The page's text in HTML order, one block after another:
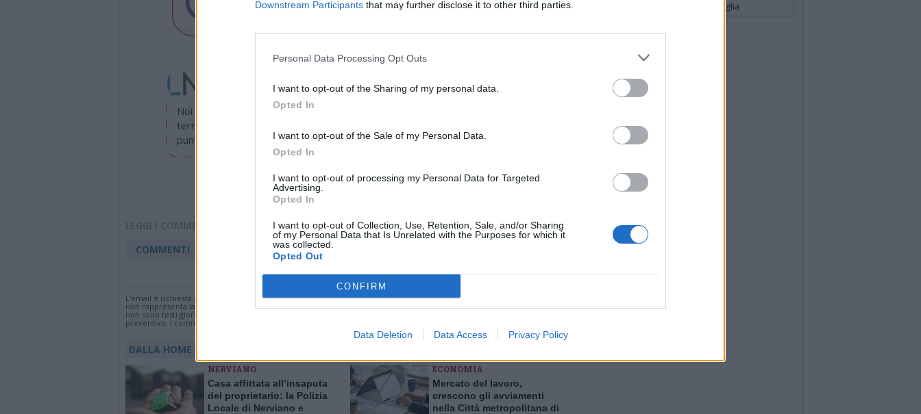
Downstream Participants that may further disclose it to other third parties.
Personal Data Processing Opt Outs
I want to opt-out of the Sharing of my personal data.
Opted In
I want to opt-out of the Sale of my Personal Data.
Opted In
I want to opt-out of processing my Personal Data for Targeted
Advertising.
Opted In
I want to opt-out of Collection, Use, Retention, Sale, and/or Sharing
of my Personal Data that Is Unrelated with the Purposes for which it
was collected.
Opted Out
CONFIRM
Data Deletion Data Access Privacy Policy
diagosto
info@legnanonews.com
Noi della redazione di LegnanoNews abbiamo a cuore l'informazione del nostro
territorio e cerchiamo di essere sempre in prima linea per informarvi in modo
puntuale.
LEGGI I COMMENTI
COMMENTI
Accedioregistratiper commentare questo articolo.
L'email è richiesta ma non verrà mostrata ai visitatori. Il contenuto di questo commento esprime il pensiero dell'autore e
non rappresenta la linea editoriale di VareseNews.it, che rimane autonoma e indipendente. I messaggi inclusi nei commenti
non sono testi giornalistici, ma post inviati dai singoli lettori che possono essere automaticamente pubblicati senza filtro
preventivo. I commenti che includano uno o più link a siti esterni verranno rimossi in automatico dal sistema.
DALLA HOME
NERVIANO
Casa affittata all’insaputa
del proprietario: la Polizia
Locale di Nerviano e
ECONOMIA
Mercato del lavoro,
crescono gli avviamenti
nella Città metropolitana di
- Annuncio famiglia